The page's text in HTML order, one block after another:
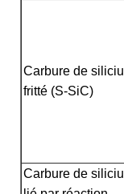
Carbure de
fritté (S-SiC)
Carbure de